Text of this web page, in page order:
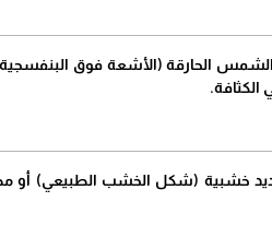
الشمس الحارقة (الأشعة فوق
خشبية (شكل الخشب الطبيعي) أو